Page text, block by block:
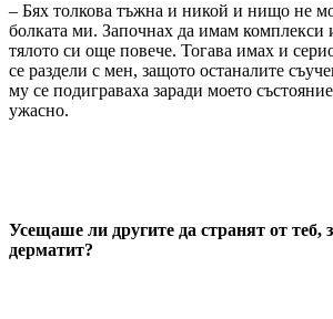
– Бях толкова тъжна и никой и нищо не
болката ми. Започнах да имам комплекси
тялото си още повече. Тогава имах и
се раздели с мен, защото останалите
му се подиграваха заради моето
ужасно.
Усещаше ли другите да странят от теб,
дерматит?